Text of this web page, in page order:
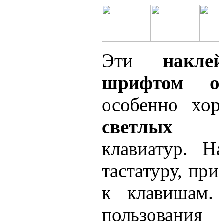
Эти
шрифтом
особенно
светлых
клавиатур.
тастатуру,
к